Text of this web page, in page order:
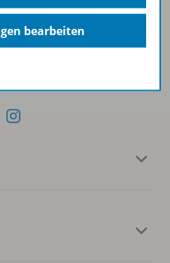
bearbeiten